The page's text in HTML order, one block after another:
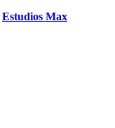
Estudios Max